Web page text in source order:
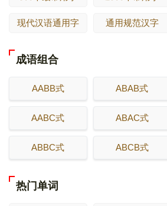
现代汉语通用字 通用规范汉字
成语组合
AABB式 ABAB式
AABC式 ABAC式
ABBC式 ABCB式
热门单词